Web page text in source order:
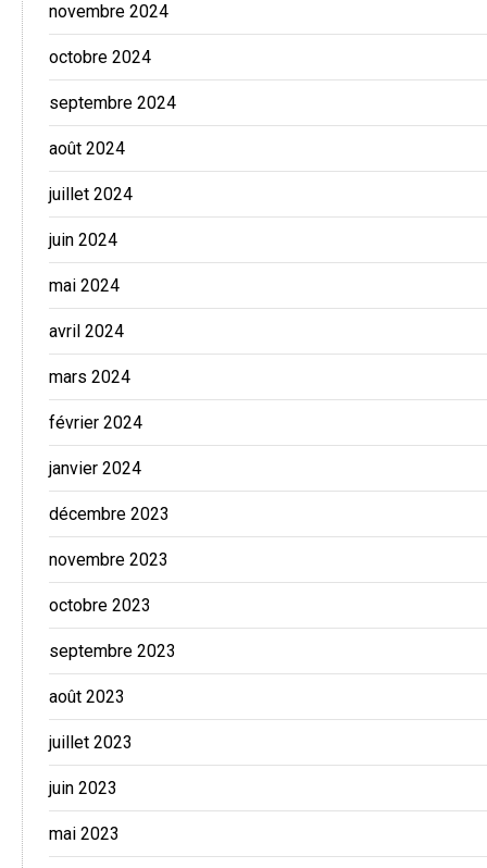
novembre 2024
octobre 2024
septembre 2024
août 2024
juillet 2024
juin 2024
mai 2024
avril 2024
mars 2024
février 2024
janvier 2024
décembre 2023
novembre 2023
octobre 2023
septembre 2023
août 2023
juillet 2023
juin 2023
mai 2023